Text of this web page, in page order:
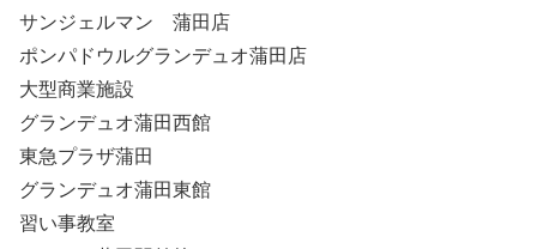
サンジェルマン 蒲田店
ポンパドウルグランデュオ蒲田店
大型商業施設
グランデュオ蒲田西館
東急プラザ蒲田
グランデュオ蒲田東館
習い事教室